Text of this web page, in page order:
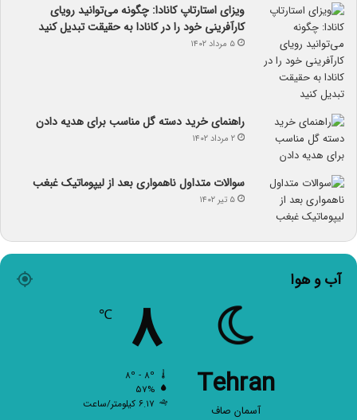
ویزای استارتاپ کانادا: چگونه می‌توانید رویای
کارآفرینی خود را در کانادا به حقیقت تبدیل کنید
۵ مرداد ۱۴۰۲
راهنمای خرید دسته گل مناسب برای هدیه دادن
۲ مرداد ۱۴۰۲
سوالات متداول ناهمواری بعد از لیپوماتیک غبغب
۵ تیر ۱۴۰۲
آب و هوا
Tehran
آسمان صاف
۸ ℃
۵۷%
۶.۱۷ کیلومتر/ساعت